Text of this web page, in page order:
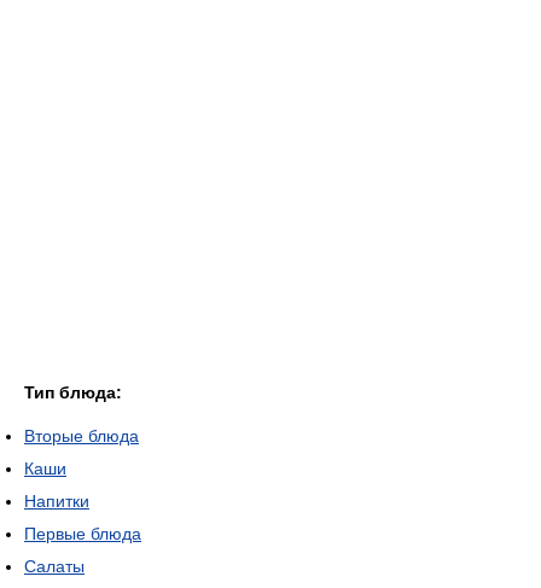
Тип блюда:
Вторые блюда
Каши
Напитки
Первые блюда
Салаты